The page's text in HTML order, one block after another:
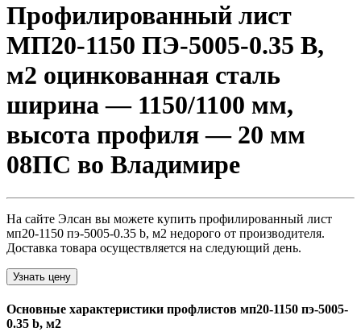
Профилированный лист
МП20-1150 ПЭ-5005-0.35 B,
м2 оцинкованная сталь
ширина — 1150/1100 мм,
высота профиля — 20 мм
08ПС во Владимире
На сайте Элсан вы можете купить профилированный лист
мп20-1150 пэ-5005-0.35 b, м2 недорого от производителя.
Доставка товара осуществляется на следующий день.
Узнать цену
Основные характеристики профлистов мп20-1150 пэ-5005-
0.35 b, м2